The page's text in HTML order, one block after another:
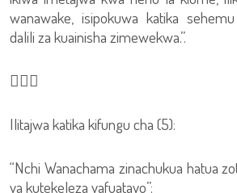
wanawake, isipokuwa katika
dalili za kuainisha zimewekwa.”.

Ilitajwa katika kifungu cha (5):
“Nchi Wanachama zinachukua hatua
ya kutekeleza yafuatayo”: